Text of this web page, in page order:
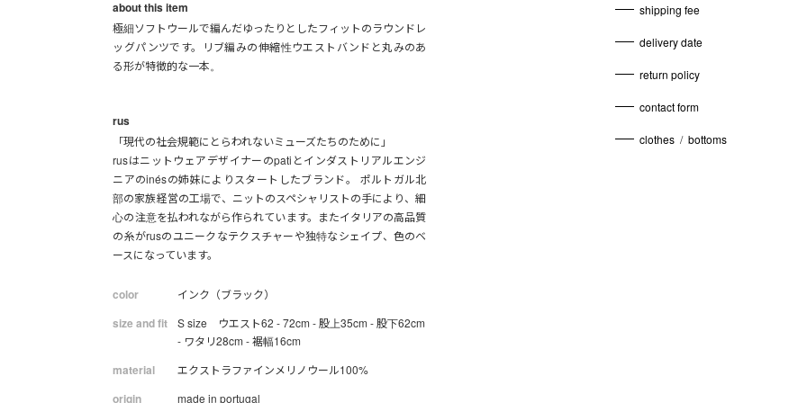
about this item
極細ソフトウールで編んだゆったりとしたフィットのラウンドレ
ッグパンツです。リブ編みの伸縮性ウエストバンドと丸みのあ
る形が特徴的な一本。
rus
「現代の社会規範にとらわれないミューズたちのために」
rusはニットウェアデザイナーのpatiとインダストリアルエンジ
ニアのinésの姉妹によりスタートしたブランド。 ポルトガル北
部の家族経営の工場で、ニットのスペシャリストの手により、細
心の注意を払われながら作られています。またイタリアの高品質
の糸がrusのユニークなテクスチャーや独特なシェイプ、色のベ
ースになっています。
color インク（ブラック）
size and fit
S size ウエスト62 - 72cm - 股上35cm - 股下62cm
- ワタリ28cm - 裾幅16cm
material エクストラファインメリノウール100%
origin made in portugal
shipping fee
delivery date
return policy
contact form
clothes / bottoms